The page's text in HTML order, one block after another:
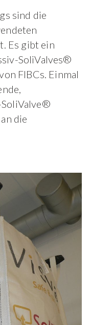
sind die
Es gibt ein
SoliValves®
FIBCs. Einmal
die